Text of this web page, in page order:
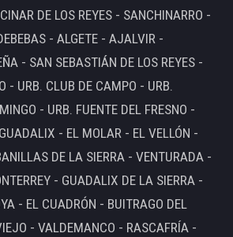
DE LOS REYES - SANCHINARRO -
- ALGETE - AJALVIR -
- SAN SEBASTIÁN DE LOS REYES -
- URB. CLUB DE CAMPO - URB.
- URB. FUENTE DEL FRESNO -
- EL MOLAR - EL VELLÓN -
DE LA SIERRA - VENTURADA -
- GUADALIX DE LA SIERRA -
- EL CUADRÓN - BUITRAGO DEL
- VALDEMANCO - RASCAFRÍA -